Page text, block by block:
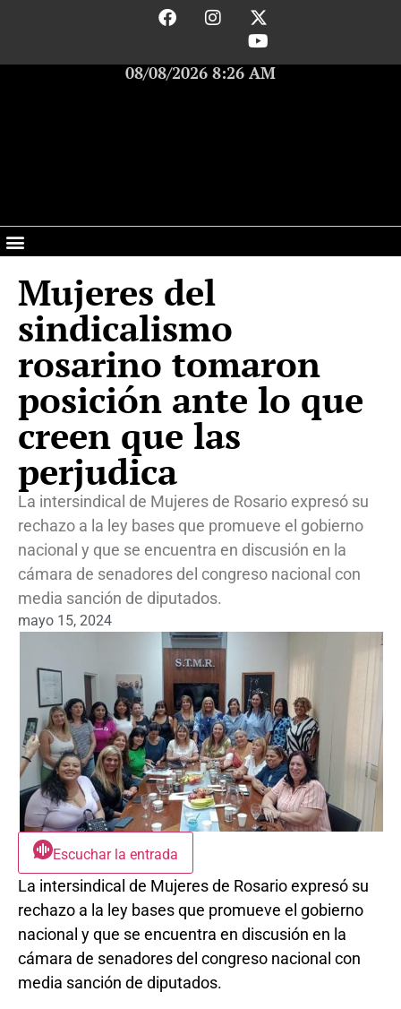
08/08/2026 8:26 AM
Mujeres del
sindicalismo
rosarino tomaron
posición ante lo que
creen que las
perjudica
La intersindical de Mujeres de Rosario expresó su
rechazo a la ley bases que promueve el gobierno
nacional y que se encuentra en discusión en la
cámara de senadores del congreso nacional con
media sanción de diputados.
mayo 15, 2024
Escuchar la entrada
La intersindical de Mujeres de Rosario expresó su
rechazo a la ley bases que promueve el gobierno
nacional y que se encuentra en discusión en la
cámara de senadores del congreso nacional con
media sanción de diputados.